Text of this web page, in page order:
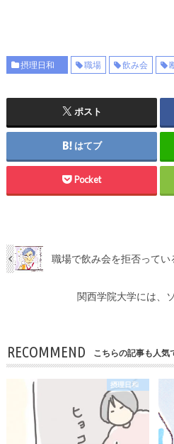
摂理日和 職場 飲み会
ポスト
はてブ
Pocket
職場で飲み会を拒否ってい
関西学院大学には、
RECOMMEND こちらの記事も人気
摂理日和